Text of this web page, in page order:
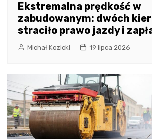
Ekstremalna prędkość w
zabudowanym: dwóch
straciło prawo jazdy i
Michał Kozicki 19 lipca 2026